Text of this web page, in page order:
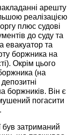
арешту
реалізацією
плюс судові
до суду та
евакуатор та
боржника на
Окрім цього
(на
боржників. Він є
погасити
був затриманий